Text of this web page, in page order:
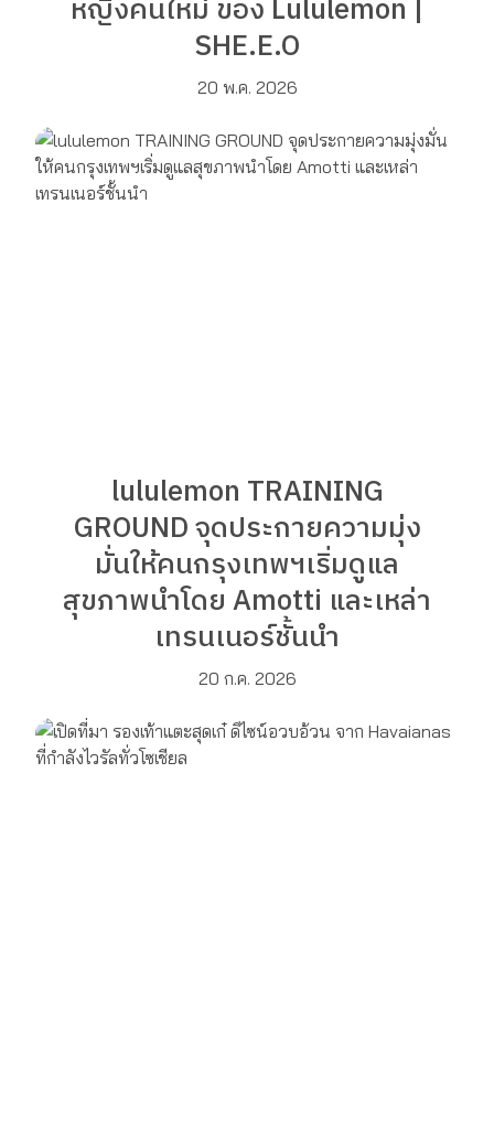
หญิงคนใหม่ ของ Lululemon |
SHE.E.O
20 พ.ค. 2026
lululemon TRAINING
GROUND จุดประกายความมุ่ง
มั่นให้คนกรุงเทพฯเริ่มดูแล
สุขภาพนำโดย Amotti และเหล่า
เทรนเนอร์ชั้นนำ
20 ก.ค. 2026